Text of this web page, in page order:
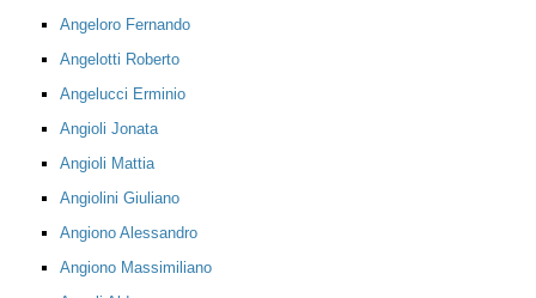
Angeloro Fernando
Angelotti Roberto
Angelucci Erminio
Angioli Jonata
Angioli Mattia
Angiolini Giuliano
Angiono Alessandro
Angiono Massimiliano